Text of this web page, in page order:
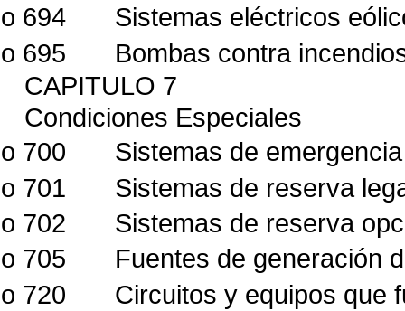
694
Sistemas eléctricos
695
Bombas contra
CAPITULO 7
Condiciones Especiales
700
Sistemas de emergencia
701
Sistemas de reserva
702
Sistemas de reserva
705
Fuentes de generación
720
Circuitos y equipos que